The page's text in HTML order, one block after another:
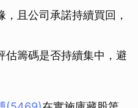
且公司承諾持續買回，
估籌碼是否持續集中，避